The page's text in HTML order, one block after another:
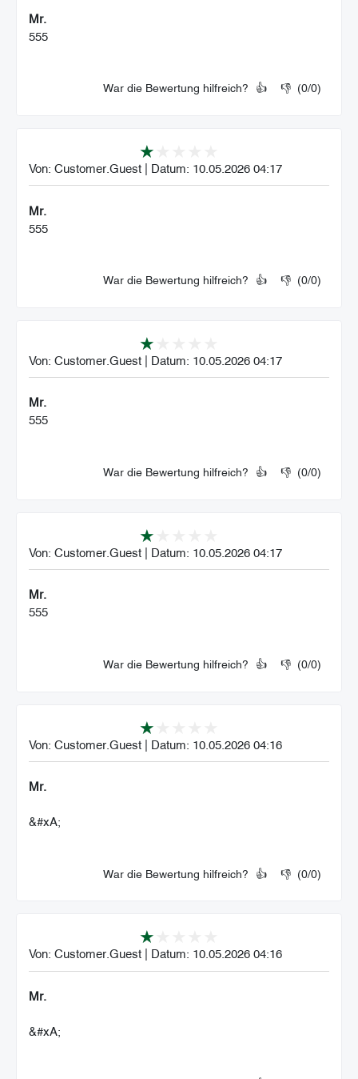
Mr.
555
War die Bewertung hilfreich? 👍 👎 (0/0)
Von: Customer.Guest Datum: 10.05.2026 04:17
Mr.
555
War die Bewertung hilfreich? 👍 👎 (0/0)
Von: Customer.Guest Datum: 10.05.2026 04:17
Mr.
555
War die Bewertung hilfreich? 👍 👎 (0/0)
Von: Customer.Guest Datum: 10.05.2026 04:17
Mr.
555
War die Bewertung hilfreich? 👍 👎 (0/0)
Von: Customer.Guest Datum: 10.05.2026 04:16
Mr.
&#xA;
War die Bewertung hilfreich? 👍 👎 (0/0)
Von: Customer.Guest Datum: 10.05.2026 04:16
Mr.
&#xA;